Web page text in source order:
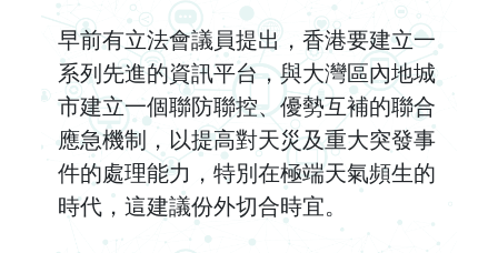
早前有立法會議員提出，香港要建立一
系列先進的資訊平台，與大灣區內地城
市建立一個聯防聯控、優勢互補的聯合
應急機制，以提高對天災及重大突發事
件的處理能力，特別在極端天氣頻生的
時代，這建議份外切合時宜。